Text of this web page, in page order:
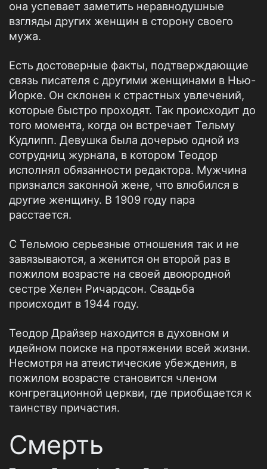
она успевает заметить неравнодушные
взгляды других женщин в сторону своего
мужа.
Есть достоверные факты, подтверждающие
связь писателя с другими женщинами в Нью-
Йорке. Он склонен к страстных увлечений,
которые быстро проходят. Так происходит до
того момента, когда он встречает Тельму
Кудлипп. Девушка была дочерью одной из
сотрудниц журнала, в котором Теодор
исполнял обязанности редактора. Мужчина
признался законной жене, что влюбился в
другие женщину. В 1909 году пара
расстается.
С Тельмою серьезные отношения так и не
завязываются, а женится он второй раз в
пожилом возрасте на своей двоюродной
сестре Хелен Ричардсон. Свадьба
происходит в 1944 году.
Теодор Драйзер находится в духовном и
идейном поиске на протяжении всей жизни.
Несмотря на атеистические убеждения, в
пожилом возрасте становится членом
конгрегационной церкви, где приобщается к
таинству причастия.
Смерть